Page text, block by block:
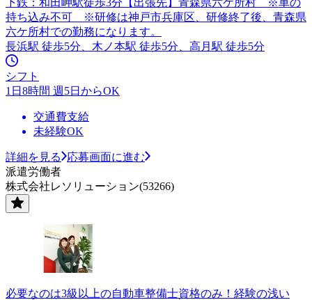
持ち込み不可 ※研修は神戸市兵庫区、研修終了後、青森県
六ケ所村での勤務になります。
長浜駅 徒歩5分、木ノ本駅 徒歩5分、高月駅 徒歩5分
シフト
1日8時間 週5日からOK
交通費支給
未経験OK
詳細を見る
応募画面に進む
派遣労働者
株式会社レソリューション(53266)
必要なのは3級以上の自動車整備士資格のみ！経験の浅い